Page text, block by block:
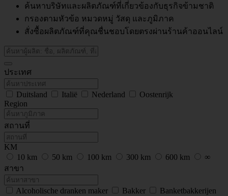
ค้นหาบริษัทและผลิตภัณฑ์ที่เกี่ยวข้องกับธุรกิจข้ามชาติ
กรองตามหัวข้อ หมวดหมู่ วัสดุ และภูมิภาค
สั่งซื้อผลิตภัณฑ์ที่คุณชื่นชอบโดยตรงผ่านร้านค้าออนไลน์
ประเทศ
Duitsland Italië Nederland
Oostenrijk
Region
สถานที่
KM
10 km
50 km 100 km 300 km 600 km
∞
สาขา
Alcoholische dranken maker Bakker
Banketbakkerijen